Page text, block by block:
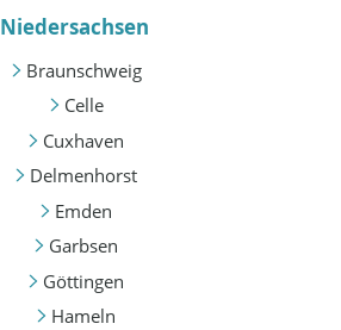
Niedersachsen
Braunschweig
Celle
Cuxhaven
Delmenhorst
Emden
Garbsen
Göttingen
Hameln